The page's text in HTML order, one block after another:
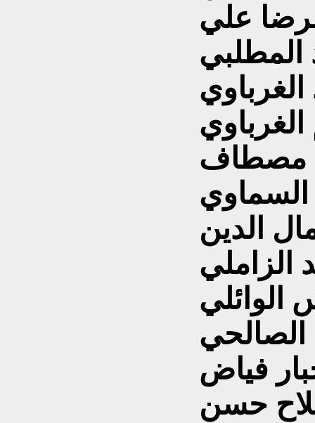
علي
المطلبي
الغرباوي
مصطاف
السماوي
الدين
الزاملي
الوائلي
الصالحي
فياض
حسن